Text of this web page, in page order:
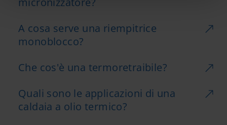
A cosa serve una riempitrice
monoblocco?
Che cos'è una termoretraibile?
Quali sono le applicazioni di una
caldaia a olio termico?